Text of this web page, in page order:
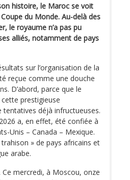
histoire, le Maroc se voit
du Monde. Au-delà des
le royaume n’a pas pu
alliés, notamment de pays
sur l’organisation de la
reçue comme une douche
D’abord, parce que le
cette prestigieuse
déjà infructueuses.
a, en effet, été confiée à
Unis – Canada – Mexique.
» de pays africains et
arabe.
Ce mercredi, à Moscou, onze